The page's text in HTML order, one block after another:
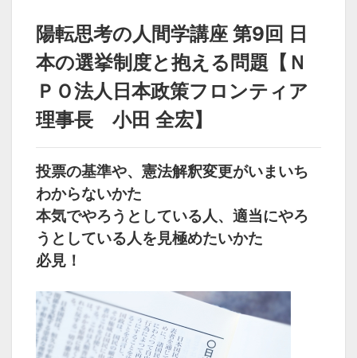
陽転思考の人間学講座 第9回 日
本の選挙制度と抱える問題【Ｎ
ＰＯ法人日本政策フロンティア
理事長 小田 全宏】
投票の基準や、憲法解釈変更がいまいち
わからないかた
本気でやろうとしている人、適当にやろ
うとしている人を見極めたいかた
必見！